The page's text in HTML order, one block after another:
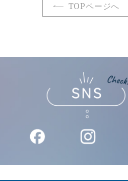
TOPページへ